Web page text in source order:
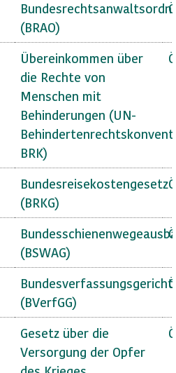
(BRAO)
Übereinkommen über
die Rechte von
Menschen mit
Behinderungen (UN-
BRK)
Bundesreisekostengesetz
(BRKG)
(BSWAG)
(BVerfGG)
Gesetz über die
Versorgung der Opfer